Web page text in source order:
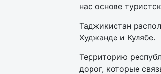
нас основе
Таджикистан
Худжанде и Кулябе.
Территорию
дорог, которые